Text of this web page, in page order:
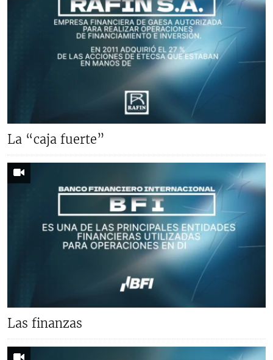
La “caja fuerte”
Las finanzas